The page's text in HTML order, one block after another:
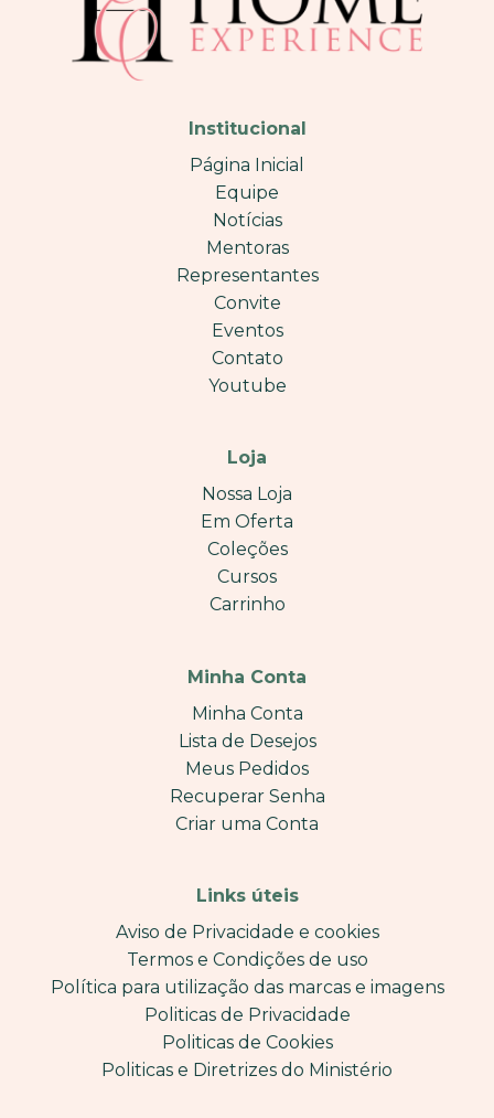
Institucional
Página Inicial
Equipe
Notícias
Mentoras
Representantes
Convite
Eventos
Contato
Youtube
Loja
Nossa Loja
Em Oferta
Coleções
Cursos
Carrinho
Minha Conta
Minha Conta
Lista de Desejos
Meus Pedidos
Recuperar Senha
Criar uma Conta
Links úteis
Aviso de Privacidade e cookies
Termos e Condições de uso
Política para utilização das marcas e imagens
Politicas de Privacidade
Politicas de Cookies
Politicas e Diretrizes do Ministério